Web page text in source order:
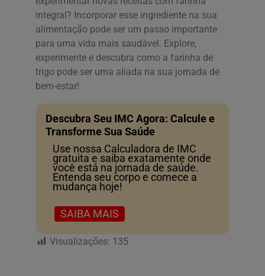
integral? Incorporar esse ingrediente na sua
alimentação pode ser um passo importante
para uma vida mais saudável. Explore,
experimente e descubra como a farinha de
trigo pode ser uma aliada na sua jornada de
bem-estar!
Descubra Seu IMC Agora: Calcule e
Transforme Sua Saúde
Use nossa Calculadora de IMC
gratuita e saiba exatamente onde
você está na jornada de saúde.
Entenda seu corpo e comece a
mudança hoje!
SAIBA MAIS
Visualizações: 135